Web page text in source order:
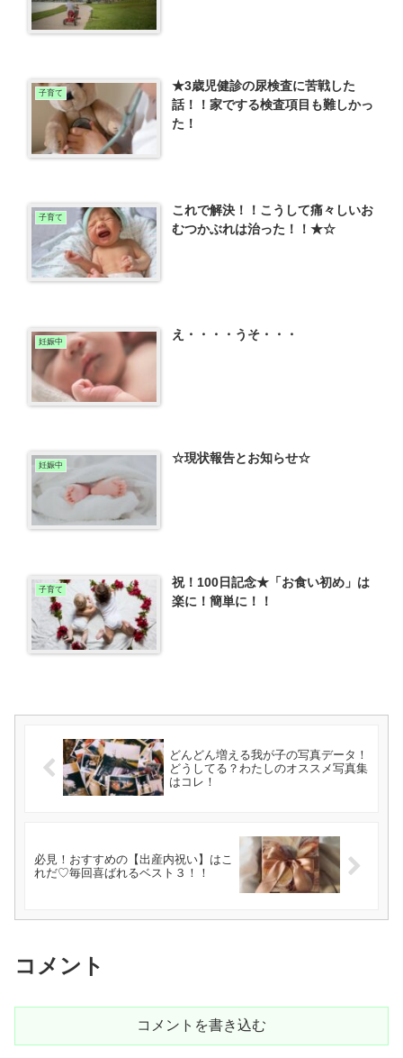
子育て
★3歳児健診の尿検査に苦戦した
話！！家でする検査項目も難しかっ
た！
子育て
これで解決！！こうして痛々しいお
むつかぶれは治った！！★☆
妊娠中 え・・・・うそ・・・
妊娠中 ☆現状報告とお知らせ☆
子育て
祝！100日記念★「お食い初め」は
楽に！簡単に！！
どんどん増える我が子の写真データ！
どうしてる？わたしのオススメ写真集
はコレ！
必見！おすすめの【出産内祝い】はこ
れだ♡毎回喜ばれるベスト３！！
コメント
コメントを書き込む